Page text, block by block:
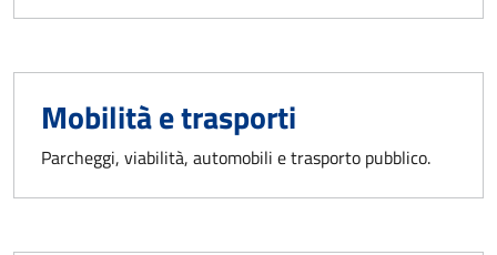
Mobilità e trasporti
Parcheggi, viabilità, automobili e trasporto pubblico.